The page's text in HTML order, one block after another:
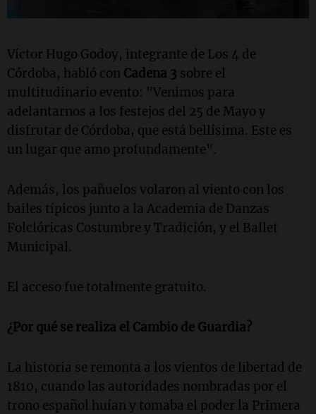
Víctor Hugo Godoy, integrante de Los 4 de
Córdoba, habló con Cadena 3 sobre el
multitudinario evento: "Venimos para
adelantarnos a los festejos del 25 de Mayo y
disfrutar de Córdoba, que está bellísima. Este es
un lugar que amo profundamente".
Además, los pañuelos volaron al viento con los
bailes típicos junto a la Academia de Danzas
Folclóricas Costumbre y Tradición, y el Ballet
Municipal.
El acceso fue totalmente gratuito.
¿Por qué se realiza el Cambio de Guardia?
La historia se remonta a los vientos de libertad de
1810, cuando las autoridades nombradas por el
trono español huían y tomaba el poder la Primera